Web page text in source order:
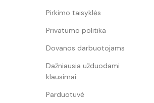
Pirkimo taisyklės
Privatumo politika
Dovanos darbuotojams
Dažniausia užduodami
klausimai
Parduotuvė